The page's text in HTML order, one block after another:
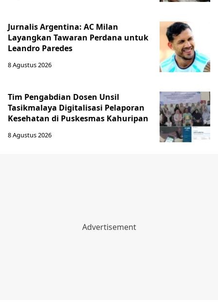
Jurnalis Argentina: AC Milan
Layangkan Tawaran Perdana untuk
Leandro Paredes
8 Agustus 2026
Tim Pengabdian Dosen Unsil
Tasikmalaya Digitalisasi Pelaporan
Kesehatan di Puskesmas Kahuripan
8 Agustus 2026